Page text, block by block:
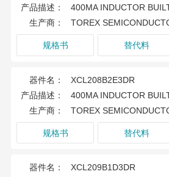
产品描述：
400MA INDUCTOR
生产商：
TOREX
规格书 替代料
器件名：
XCL208B2E3DR
产品描述：
400MA INDUCTOR
生产商：
TOREX
规格书 替代料
器件名：
XCL209B1D3DR